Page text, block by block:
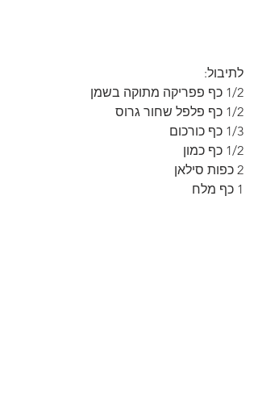
לתיבול:
1/2 כף פפריקה מתוקה בשמן
1/2 כף פלפל שחור גרוס
1/3 כף כורכום
1/2 כף כמון
2 כפות סילאן
1 כף מלח